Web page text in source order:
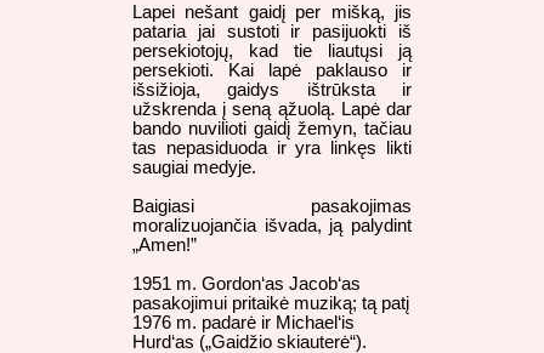
Lapei nešant gaidį per mišką, jis
pataria jai sustoti ir pasijuokti iš
persekiotojų, kad tie liautųsi ją
persekioti. Kai lapė paklauso ir
išsižioja, gaidys ištrūksta ir
užskrenda į seną ąžuolą. Lapė dar
bando nuvilioti gaidį žemyn, tačiau
tas nepasiduoda ir yra linkęs likti
saugiai medyje.
Baigiasi pasakojimas
moralizuojančia išvada, ją palydint
„Amen!”
1951 m. Gordon‘as Jacob‘as
pasakojimui pritaikė muziką; tą patį
1976 m. padarė ir Michael‘is
Hurd‘as („Gaidžio skiauterė“).